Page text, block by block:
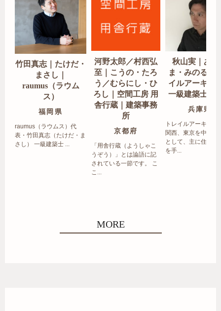
竹田真志｜たけだ・
まさし｜
raumus（ラウム
ス）
福岡県
raumus（ラウムス）代
表・竹田真志（たけだ・ま
さし） 一級建築士 ...
河野太郎／村西弘
至｜こうの・たろ
う／むらにし・ひ
ろし｜空間工房 用
舎行蔵｜建築事務
所
京都府
「用舎行蔵（ようしゃこ
うぞう）」とは論語に記
されている一節です。 こ
こ...
秋山実｜あき
ま・みのる｜
イルアーキテ
一級建築士事
兵庫県
トレイルアーキテク
関西、東京を中心エ
として、主に住宅の
を手...
MORE